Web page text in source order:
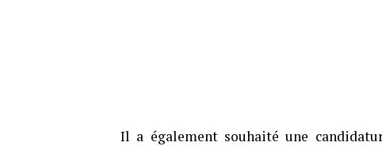
Il a également souhaité une